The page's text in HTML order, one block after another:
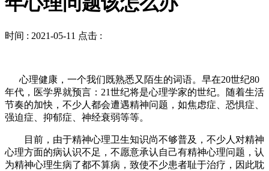
时间 : 2021-05-11 点击 :
心理健康，一个我们既熟悉又陌生的词语。早在20世纪80
年代，医学界就预言：21世纪将是心理学家的世纪。随着生活
节奏的加快，不少人都会遭遇精神问题，如焦虑症、恐惧症、
强迫症、抑郁症、神经衰弱等等。
目前，由于精神心理卫生知识尚不够普及，不少人对精神
心理方面的病认识不足，不愿意承认自己有精神心理问题，认
为精神心理生病了都不算病，致使不少患者耻于治疗，因此耽